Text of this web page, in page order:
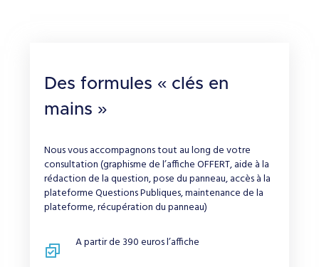
Des formules « clés en
mains »
Nous vous accompagnons tout au long de votre
consultation (graphisme de l’affiche OFFERT, aide à la
rédaction de la question, pose du panneau, accès à la
plateforme Questions Publiques, maintenance de la
plateforme, récupération du panneau)
A partir de 390 euros l’affiche